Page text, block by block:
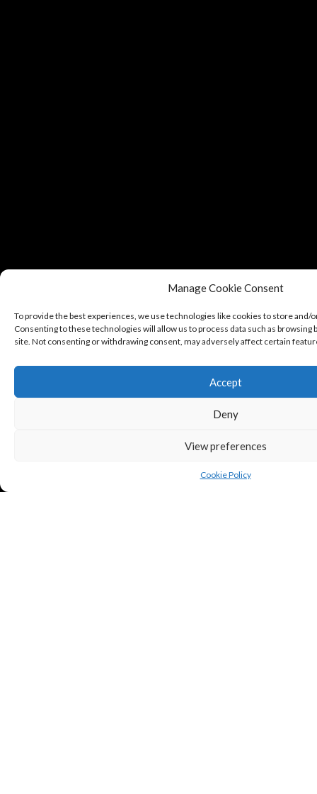
Manage Cookie Consent
To provide the best experiences, we use technologies like cookies to store and/
Consenting to these technologies will allow us to process data such as browsing
site. Not consenting or withdrawing consent, may adversely affect certain
Accept
Deny
View preferences
Cookie Policy